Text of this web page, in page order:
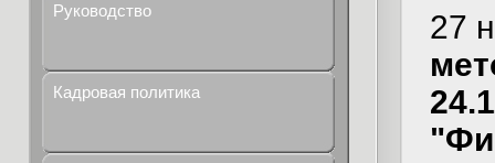
Руководство
Кадровая политика
27